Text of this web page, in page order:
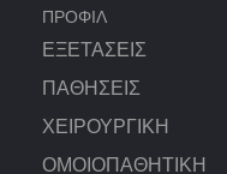
ΠΡΟΦΊΛ
ΕΞΕΤΆΣΕΙΣ
ΠΑΘΉΣΕΙΣ
ΧΕΙΡΟΥΡΓΙΚΉ
ΟΜΟΙΟΠΑΘΗΤΙΚΉ